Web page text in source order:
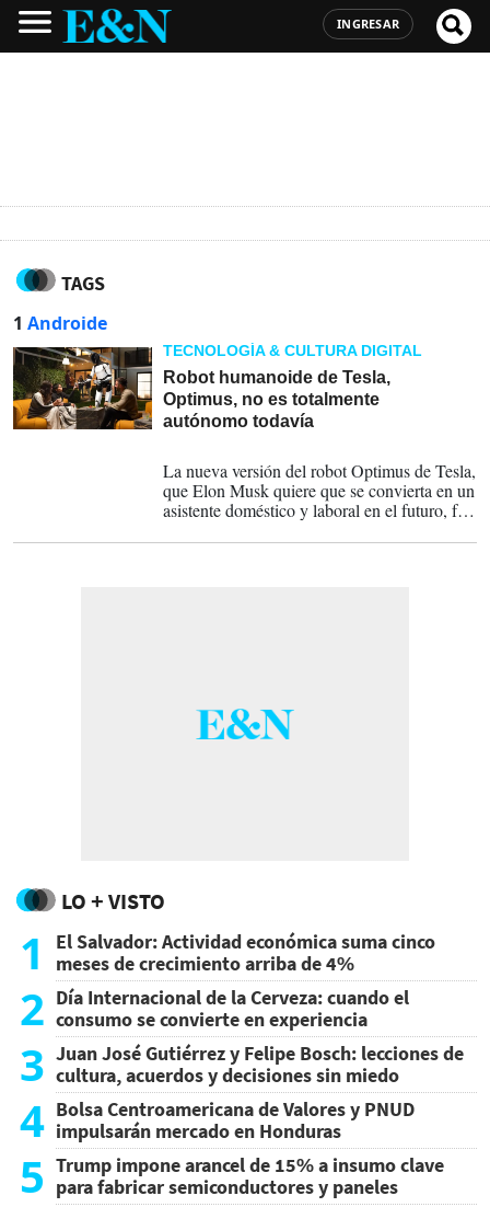
INGRESAR
TAGS
1 Androide
TECNOLOGÍA & CULTURA DIGITAL
Robot humanoide de Tesla,
Optimus, no es totalmente
autónomo todavía
La nueva versión del robot Optimus de Tesla,
que Elon Musk quiere que se convierta en un
asistente doméstico y laboral en el futuro, fue
automóvil autónomo.
LO + VISTO
1
El Salvador: Actividad económica suma cinco
meses de crecimiento arriba de 4%
2 Día Internacional de la Cerveza: cuando el
consumo se convierte en experiencia
3 Juan José Gutiérrez y Felipe Bosch: lecciones de
cultura, acuerdos y decisiones sin miedo
4 Bolsa Centroamericana de Valores y PNUD
impulsarán mercado en Honduras
5 Trump impone arancel de 15% a insumo clave
para fabricar semiconductores y paneles